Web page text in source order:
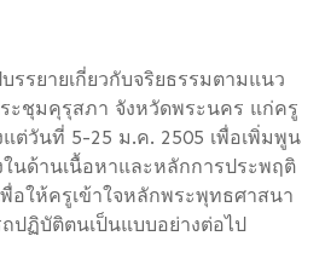
รยายเกี่ยวกับจริยธรรมตามแนว
ชุมคุรุสภา จังหวัดพระนคร แก่ครู
ต่วันที่ 5-25 ม.ค. 2505 เพื่อเพิ่มพูน
นด้านเนื้อหาและหลักการประพฤติ
อให้ครูเข้าใจหลักพระพุทธศาสนา
ปฏิบัติตนเป็นแบบอย่างต่อไป